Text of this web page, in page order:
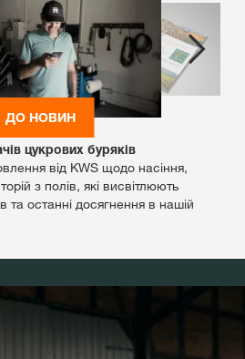
ДО НОВИН
цукрових буряків
від KWS щодо насіння,
з полів, які висвітлюють
та останні досягнення в нашій